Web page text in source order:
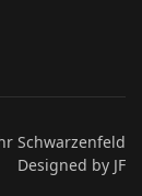
Schwarzenfeld
Designed by JF